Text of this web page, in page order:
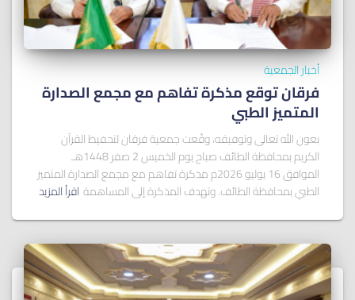
أخبار الجمعية
فرقان توقع مذكرة تفاهم مع مجمع الصدارة
المتميز الطبي
بعون الله تعالى وتوفيقه، وقّعت جمعية فرقان لتحفيظ القرآن
الكريم بمحافظة الطائف صباح يوم الخميس 2 صفر 1448هـ
الموافق 16 يوليو 2026م مذكرة تفاهم مع مجمع الصدارة المتميز
الطبي بمحافظة الطائف. وتهدف المذكرة إلى المساهمة اقرأ المزيد